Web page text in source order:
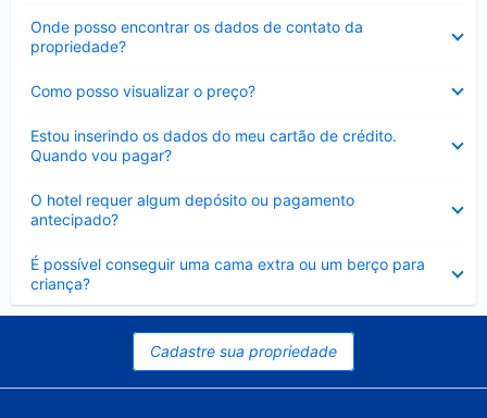
Onde posso encontrar os dados de contato da
propriedade?
Como posso visualizar o preço?
Estou inserindo os dados do meu cartão de crédito.
Quando vou pagar?
O hotel requer algum depósito ou pagamento
antecipado?
É possível conseguir uma cama extra ou um berço para
criança?
Contraído
Cadastre sua propriedade